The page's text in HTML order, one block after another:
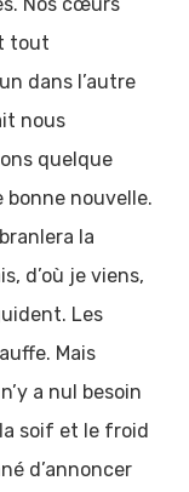
tout
dans l’autre
nous
quelque
bonne nouvelle.
la
d’où je viens,
Les
Mais
a nul besoin
soif et le froid
d’annoncer